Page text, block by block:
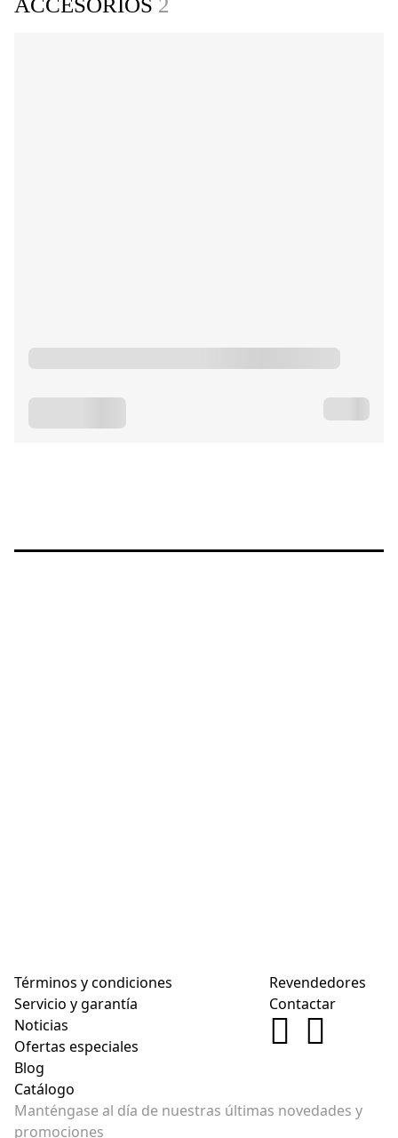
ACCESORIOS 2
Términos y condiciones
Servicio y garantía
Noticias
Ofertas especiales
Blog
Catálogo
Revendedores
Contactar
Manténgase al día de nuestras últimas novedades y
promociones